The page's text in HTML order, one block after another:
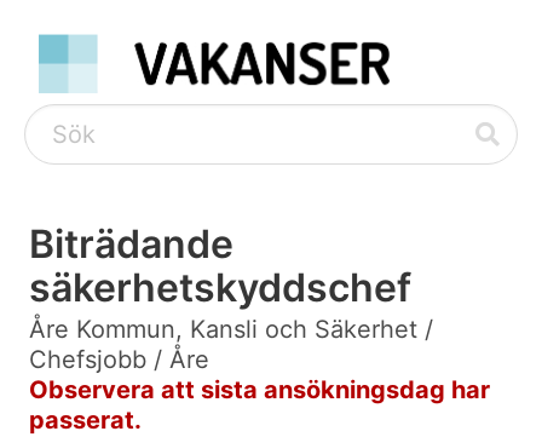
Biträdande
säkerhetskyddschef
Åre Kommun, Kansli och Säkerhet /
Chefsjobb / Åre
Observera att sista ansökningsdag har
passerat.